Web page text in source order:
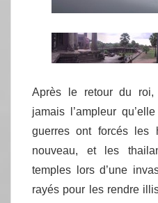
Après le retour du
jamais l’ampleur
guerres ont forcés les
nouveau, et les
temples lors d’une
rayés pour les rendre